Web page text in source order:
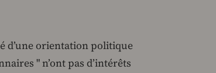
d’une orientation politique
" n’ont pas d’intérêts